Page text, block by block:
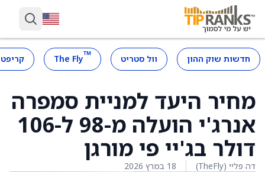
חדשות שוק ההון וול סטריט ™
The Fly
מחיר היעד למניית סמפרה
אנרג'י הועלה מ-98 ל-106
דולר בג'יי פי מורגן
דה פליי (TheFly) 18 במרץ 2026